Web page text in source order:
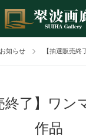
お知らせ 【抽選販売終
終了】ワン
作品